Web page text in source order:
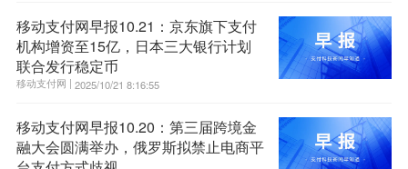
移动支付网早报10.21：京东旗下支付
机构增资至15亿，日本三大银行计划
联合发行稳定币
移动支付网 | 2025/10/21 8:16:55
移动支付网早报10.20：第三届跨境金
融大会圆满举办，俄罗斯拟禁止电商平